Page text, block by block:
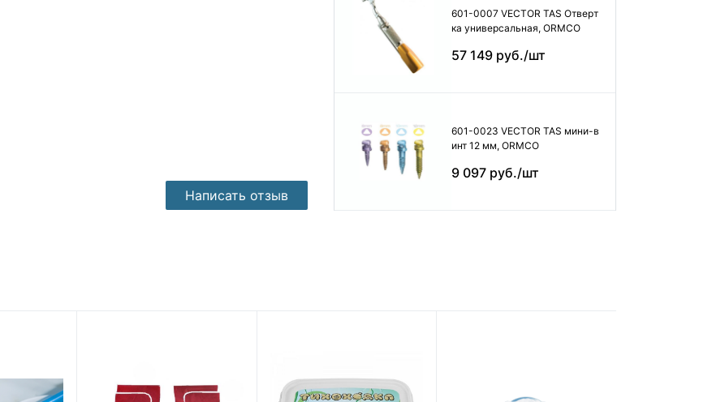
Написать отзыв
601-0007 VECTOR TAS Отверт
ка универсальная, ORMCO
57 149 руб./шт
601-0023 VECTOR TAS мини-в
инт 12 мм, ORMCO
9 097 руб./шт